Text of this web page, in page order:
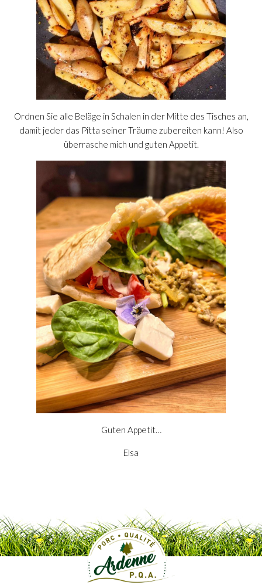
Ordnen Sie alle Beläge in Schalen in der Mitte des Tisches an,
damit jeder das Pitta seiner Träume zubereiten kann! Also
überrasche mich und guten Appetit.
Guten Appetit…
Elsa